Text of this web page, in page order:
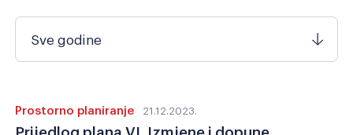
Sve godine
Prostorno planiranje 21.12.2023.
Prijedlog plana VI. Izmjene i dopune